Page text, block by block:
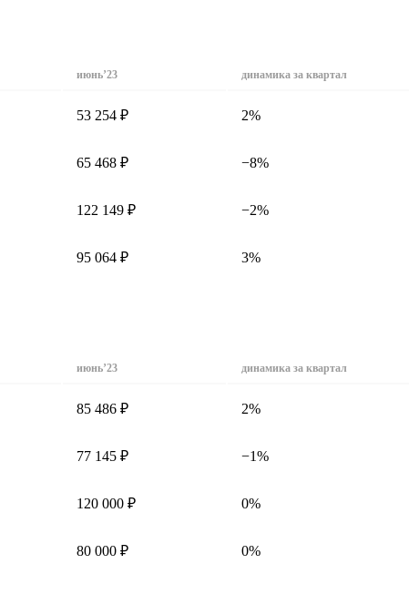
июнь’23 динамика за квартал
53 254 ₽ 2%
65 468 ₽ −8%
122 149 ₽ −2%
95 064 ₽ 3%
июнь’23 динамика за квартал
85 486 ₽ 2%
77 145 ₽ −1%
120 000 ₽ 0%
80 000 ₽ 0%